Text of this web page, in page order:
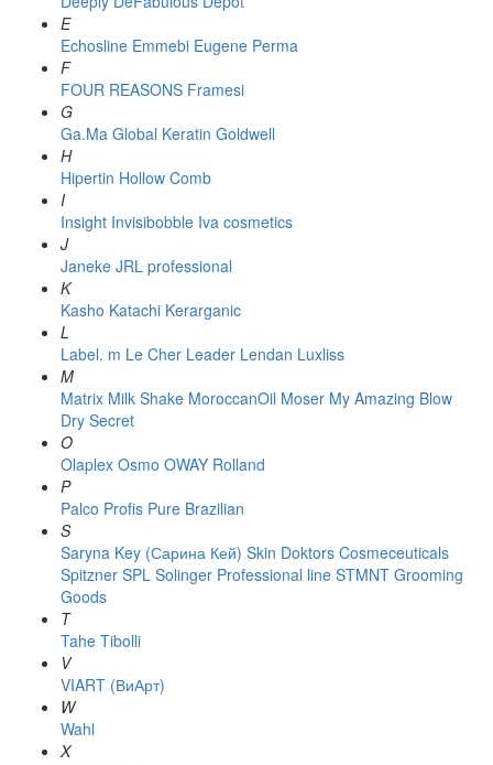
E
Echosline Emmebi Eugene Perma
F
FOUR REASONS Framesi
G
Ga.Ma Global Keratin Goldwell
H
Hipertin Hollow Comb
I
Insight Invisibobble Iva cosmetics
J
Janeke JRL professional
K
Kasho Katachi Kerarganic
L
Label. m Le Cher Leader Lendan Luxliss
M
Matrix Milk Shake MoroccanOil Moser My Amazing Blow
Dry Secret
O
Olaplex Osmo OWAY Rolland
P
Palco Profis Pure Brazilian
S
Saryna Key (Сарина Кей) Skin Doktors Cosmeceuticals
Spitzner SPL Solinger Professional line STMNT Grooming
Goods
T
Tahe Tibolli
V
VIART (ВиАрт)
W
Wahl
X